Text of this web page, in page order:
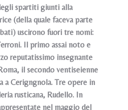
spartiti giunti alla
(della quale faceva parte
uscirono fuori tre nomi:
Il primo assai noto e
reputatissimo insegnante
il secondo ventiseienne
a Cerigngnola. Tre opere in
rusticana, Rudello. In
nel maggio del